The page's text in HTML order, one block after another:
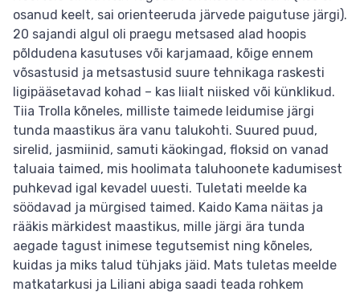
osanud keelt, sai orienteeruda järvede paigutuse järgi).
20 sajandi algul oli praegu metsased alad hoopis
põldudena kasutuses või karjamaad, kõige ennem
võsastusid ja metsastusid suure tehnikaga raskesti
ligipääsetavad kohad – kas liialt niisked või künklikud.
Tiia Trolla kõneles, milliste taimede leidumise järgi
tunda maastikus ära vanu talukohti. Suured puud,
sirelid, jasmiinid, samuti käokingad, floksid on vanad
taluaia taimed, mis hoolimata taluhoonete kadumisest
puhkevad igal kevadel uuesti. Tuletati meelde ka
söödavad ja mürgised taimed. Kaido Kama näitas ja
rääkis märkidest maastikus, mille järgi ära tunda
aegade tagust inimese tegutsemist ning kõneles,
kuidas ja miks talud tühjaks jäid. Mats tuletas meelde
matkatarkusi ja Liliani abiga saadi teada rohkem